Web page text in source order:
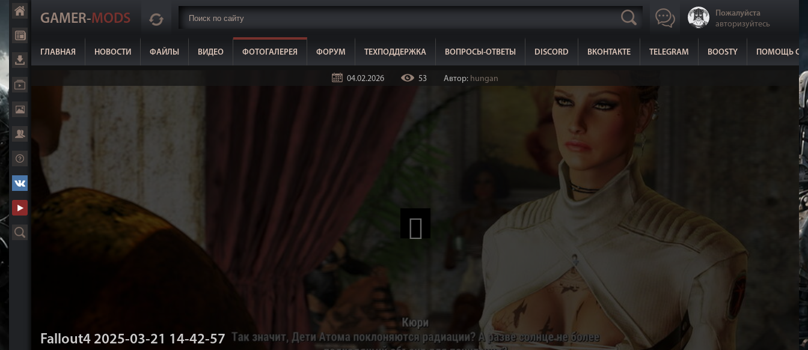
GAMER-MODS
Пожалуйста
авторизуйтесь
ГЛАВНАЯ НОВОСТИ ФАЙЛЫ ВИДЕО ФОТОГАЛЕРЕЯ ФОРУМ ТЕХПОДДЕРЖКА ВОПРОСЫ-ОТВЕТЫ DISCORD ВКОНТАКТЕ TELEGRAM BOOSTY ПОМОЩЬ
04.02.2026 53 Автор: hungan
Fallout4 2025-03-21 14-42-57